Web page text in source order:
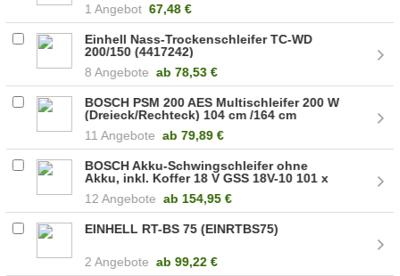
1 Angebot 67,48 €
Einhell Nass-Trockenschleifer TC-WD
200/150 (4417242)
8 Angebote ab 78,53 €
BOSCH PSM 200 AES Multischleifer 200 W
(Dreieck/Rechteck) 104 cm /164 cm
11 Angebote ab 79,89 €
BOSCH Akku-Schwingschleifer ohne
Akku, inkl. Koffer 18 V GSS 18V-10 101 x
12 Angebote ab 154,95 €
EINHELL RT-BS 75 (EINRTBS75)
2 Angebote ab 99,22 €